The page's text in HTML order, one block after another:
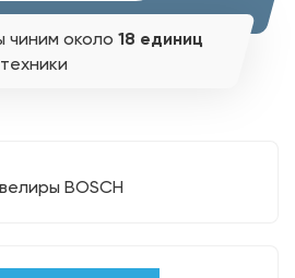
чиним около 18 единиц
техники
BOSCH